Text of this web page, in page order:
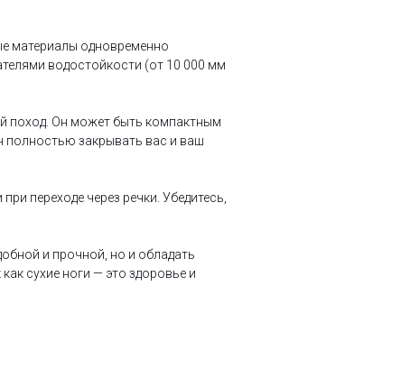
материалы одновременно
водостойкости (от 10 000 мм
поход. Он может быть компактным
полностью закрывать вас и ваш
переходе через речки. Убедитесь,
и прочной, но и обладать
сухие ноги — это здоровье и